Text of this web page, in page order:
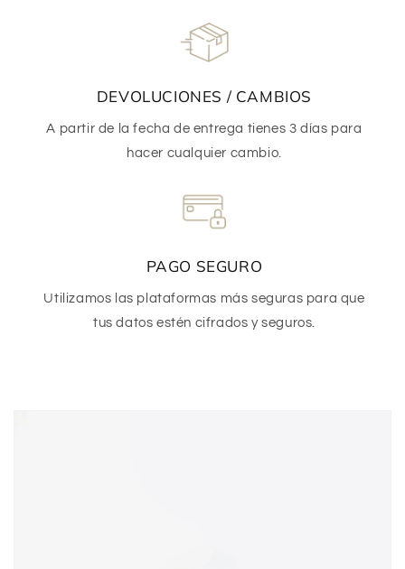
DEVOLUCIONES / CAMBIOS
A partir de la fecha de entrega tienes 3 días para
hacer cualquier cambio.
PAGO SEGURO
Utilizamos las plataformas más seguras para que
tus datos estén cifrados y seguros.